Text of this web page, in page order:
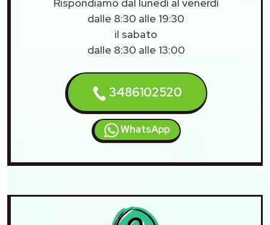
dalle 8:30 alle 19:30
il sabato
dalle 8:30 alle 13:00
3486102520
WhatsApp